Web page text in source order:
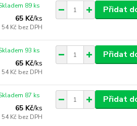
65 Kč/ks
54 Kč bez DPH
89 ks Přidat
65 Kč/ks
54 Kč bez DPH
93 ks Přidat
65 Kč/ks
54 Kč bez DPH
87 ks Přidat